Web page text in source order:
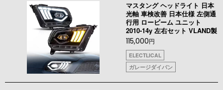
マスタング ヘッドライト 日本
光軸 車検改善 日本仕様 左側通
行用 ロービーム ユニット
2010-14y 左右セット VLAND製
115,000円
ELECTLICAL
ガレージダイバン